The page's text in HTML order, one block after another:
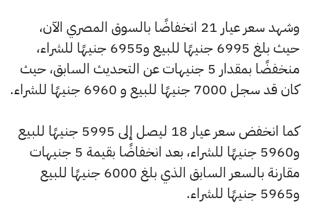
وشهد سعر عيار 21 انخفاضًا بالسوق المصري الآن،
حيث بلغ 6995 جنيهًا للبيع و6955 جنيهًا للشراء،
منخفضًا بمقدار 5 جنيهات عن التحديث السابق، حيث
كان قد سجل 7000 جنيهًا للبيع و 6960 جنيهًا للشراء.
كما انخفض سعر عيار 18 ليصل إلى 5995 جنيهًا للبيع
و5960 جنيهًا للشراء، بعد انخفاضًا بقيمة 5 جنيهات
مقارنة بالسعر السابق الذي بلغ 6000 جنيهًا للبيع
و5965 جنيهًا للشراء.